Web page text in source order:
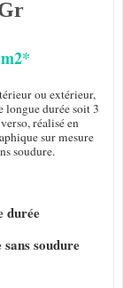
ou extérieur,
longue durée soit 3
réalisé en
sur mesure
soudure.
durée
soudure